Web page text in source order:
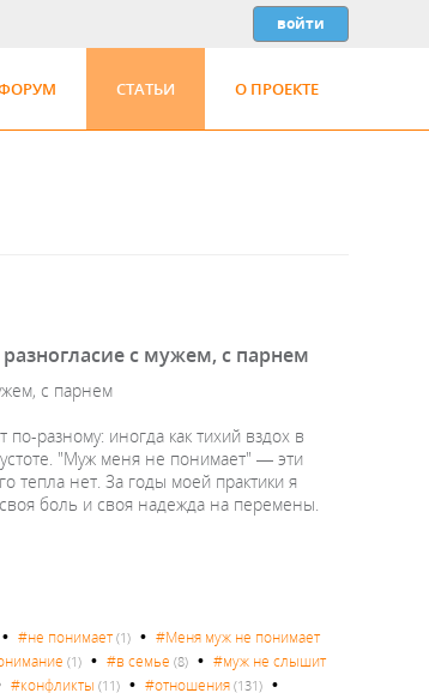
СТАТЬИ О ПРОЕКТЕ
с мужем, с парнем
с парнем
разному: иногда как тихий вздох в
"Муж меня не понимает" — эти
тепла нет. За годы моей практики я
боль и своя надежда на перемены.
•#не понимает(1) •#Меня муж не понимает
(1) •#в семье (8) •#муж не слышит
#конфликты (11) •#отношения (131) •